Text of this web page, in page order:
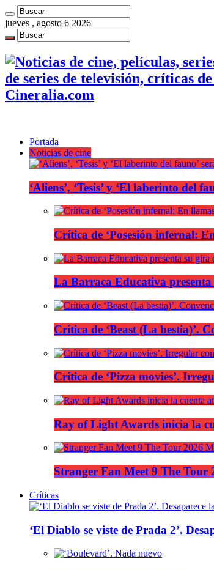
jueves , agosto 6 2026
de series de televisión, críticas
Cineralia.com
Portada
Noticias de cine
‘Aliens’, ‘Tesis’ y ‘El laberinto del
Crítica de ‘Posesión infernal:
La Barraca Educativa
Crítica de ‘Beast (La bestia)’.
Crítica de ‘Pizza movies’.
Ray of Light Awards inicia la
Stranger Fan Meet 9 The
Críticas
‘El Diablo se viste de Prada 2’.